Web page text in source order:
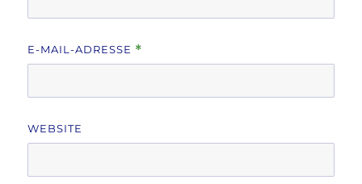
E-MAIL-ADRESSE *
WEBSITE